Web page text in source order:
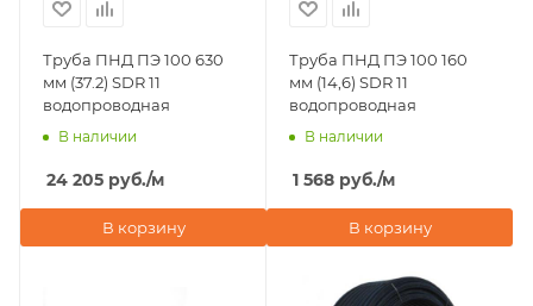
Труба ПНД ПЭ 100 630
мм (37.2) SDR 11
водопроводная
В наличии
24 205 руб./м
В корзину
Труба ПНД ПЭ 100 160
мм (14,6) SDR 11
водопроводная
В наличии
1 568 руб./м
В корзину